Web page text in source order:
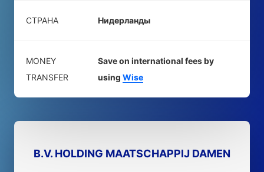
СТРАНА Нидерланды
MONEY
TRANSFER
Save on international fees by
using Wise
B.V. HOLDING MAATSCHAPPIJ DAMEN